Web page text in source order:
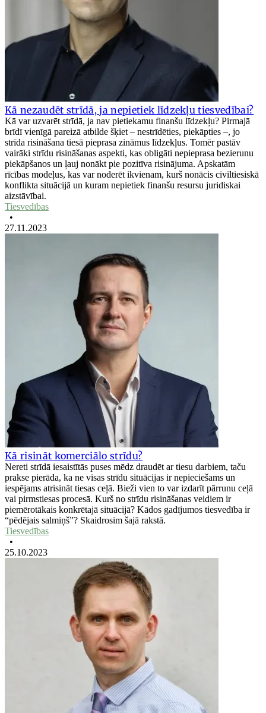
Kā nezaudēt strīdā, ja nepietiek līdzekļu tiesvedībai?
Kā var uzvarēt strīdā, ja nav pietiekamu finanšu līdzekļu? Pirmajā
brīdī vienīgā pareizā atbilde šķiet – nestrīdēties, piekāpties –, jo
strīda risināšana tiesā pieprasa zināmus līdzekļus. Tomēr pastāv
vairāki strīdu risināšanas aspekti, kas obligāti nepieprasa bezierunu
piekāpšanos un ļauj nonākt pie pozitīva risinājuma. Apskatām
rīcības modeļus, kas var noderēt ikvienam, kurš nonācis civiltiesiskā
konflikta situācijā un kuram nepietiek finanšu resursu juridiskai
aizstāvībai.
Tiesvedības
•
27.11.2023
Kā risināt komerciālo strīdu?
Nereti strīdā iesaistītās puses mēdz draudēt ar tiesu darbiem, taču
prakse pierāda, ka ne visas strīdu situācijas ir nepieciešams un
iespējams atrisināt tiesas ceļā. Bieži vien to var izdarīt pārrunu ceļā
vai pirmstiesas procesā. Kurš no strīdu risināšanas veidiem ir
piemērotākais konkrētajā situācijā? Kādos gadījumos tiesvedība ir
“pēdējais salmiņš”? Skaidrosim šajā rakstā.
Tiesvedības
•
25.10.2023